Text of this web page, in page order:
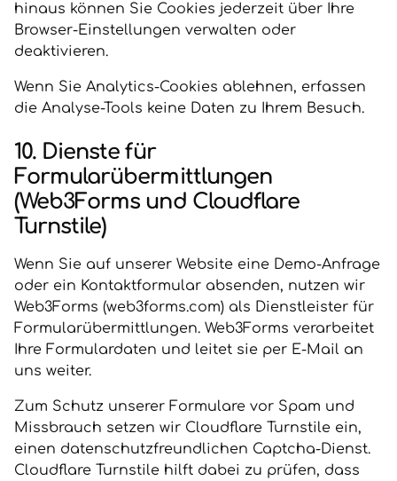
hinaus können Sie Cookies jederzeit über Ihre
Browser-Einstellungen verwalten oder
deaktivieren.
Wenn Sie Analytics-Cookies ablehnen, erfassen
die Analyse-Tools keine Daten zu Ihrem Besuch.
10. Dienste für
Formularübermittlungen
(Web3Forms und Cloudflare
Turnstile)
Wenn Sie auf unserer Website eine Demo-Anfrage
oder ein Kontaktformular absenden, nutzen wir
Web3Forms (web3forms.com) als Dienstleister für
Formularübermittlungen. Web3Forms verarbeitet
Ihre Formulardaten und leitet sie per E-Mail an
uns weiter.
Zum Schutz unserer Formulare vor Spam und
Missbrauch setzen wir Cloudflare Turnstile ein,
einen datenschutzfreundlichen Captcha-Dienst.
Cloudflare Turnstile hilft dabei zu prüfen, dass